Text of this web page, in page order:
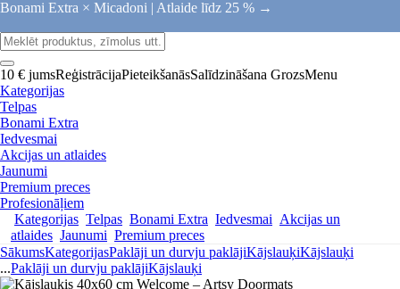
Bonami Extra × Micadoni | Atlaide līdz 25 % →
10 € jumsReģistrācijaPieteikšanāsSalīdzināšana GrozsMenu
Kategorijas
Telpas
Bonami Extra
Iedvesmai
Akcijas un atlaides
Jaunumi
Premium preces
Profesionāļiem
Kategorijas Telpas Bonami Extra Iedvesmai Akcijas un
atlaides Jaunumi Premium preces
SākumsKategorijasPaklāji un durvju paklājiKājslauķiKājslauķi
...Paklāji un durvju paklājiKājslauķi